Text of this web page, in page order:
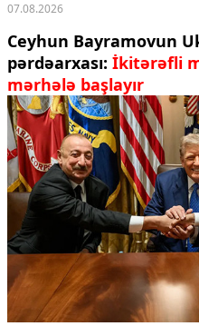
07.08.2026
Ceyhun Bayramovun
pərdəarxası: İkitərəfli
mərhələ başlayır